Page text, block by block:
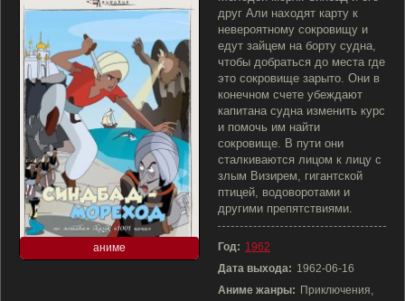
аниме
друг Али находят карту к
невероятному сокровищу и
едут зайцем на борту судна,
чтобы добраться до места где
это сокровище зарыто. Они в
конечном счете убеждают
капитана судна изменить курс
и помочь им найти
сокровище. В пути они
сталкиваются лицом к лицу с
злым Визирем, гигантской
птицей, водоворотами и
другими препятствиями.
Год: 1962
Дата выхода: 1962-06-16
Аниме жанры: Приключения,